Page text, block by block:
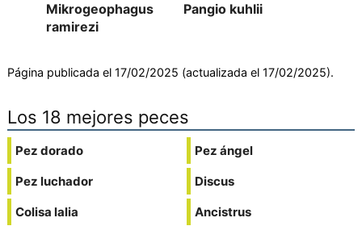
Mikrogeophagus
ramirezi
Pangio kuhlii
Página publicada el 17/02/2025 (actualizada el 17/02/2025).
Los 18 mejores peces
Pez dorado
Pez luchador
Colisa lalia
Pez ángel
Discus
Ancistrus